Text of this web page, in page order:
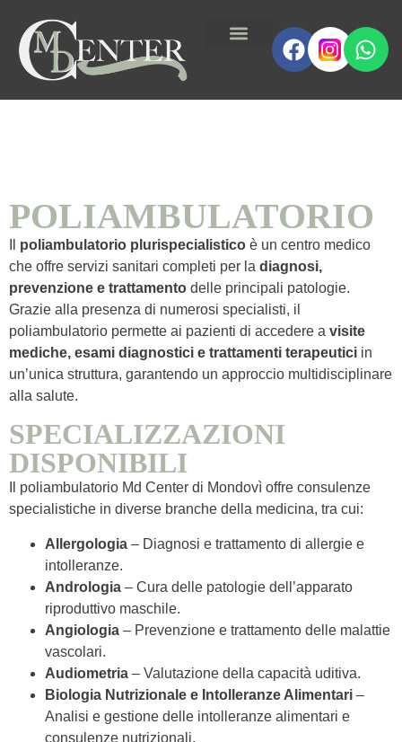
POLIAMBULATORIO
poliambulatorio plurispecialistico è un centro medico
che offre servizi sanitari completi per la diagnosi,
prevenzione e trattamento delle principali patologie.
Grazie alla presenza di numerosi specialisti, il
poliambulatorio permette ai pazienti di accedere a visite
mediche, esami diagnostici e trattamenti terapeutici in
un’unica struttura, garantendo un approccio multidisciplinare
alla salute.
SPECIALIZZAZIONI
DISPONIBILI
Il poliambulatorio Md Center di Mondovì offre consulenze
specialistiche in diverse branche della medicina, tra cui:
Allergologia – Diagnosi e trattamento di allergie e
intolleranze.
Andrologia – Cura delle patologie dell’apparato
riproduttivo maschile.
Angiologia – Prevenzione e trattamento delle malattie
vascolari.
Audiometria – Valutazione della capacità uditiva.
Biologia Nutrizionale e Intolleranze Alimentari –
Analisi e gestione delle intolleranze alimentari e
consulenze nutrizionali.